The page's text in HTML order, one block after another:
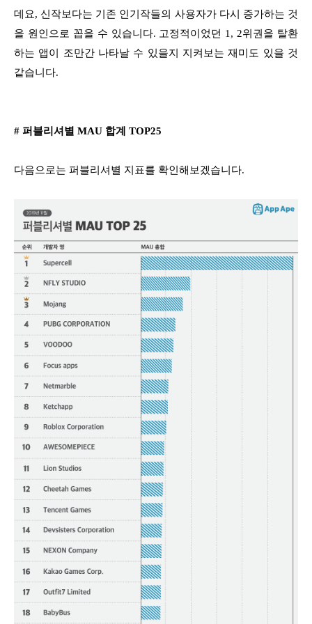
데요, 신작보다는 기존 인기작들의 사용자가 다시 증가하는 것
을 원인으로 꼽을 수 있습니다. 고정적이었던 1, 2위권을 탈환
하는 앱이 조만간 나타날 수 있을지 지켜보는 재미도 있을 것
같습니다.
# 퍼블리셔별 MAU 합계 TOP25
다음으로는 퍼블리셔별 지표를 확인해보겠습니다.